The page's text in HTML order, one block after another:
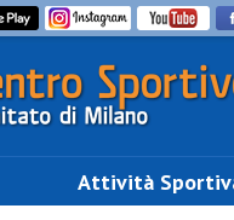
Attività